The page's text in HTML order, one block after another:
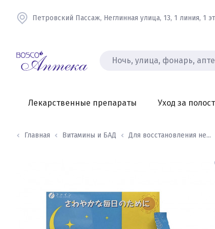
Петровский Пассаж, Неглинная улица, 13, 1 линия, 1
Лекарственные препараты Уход за
Главная Витамины и БАД Для восстановления не...